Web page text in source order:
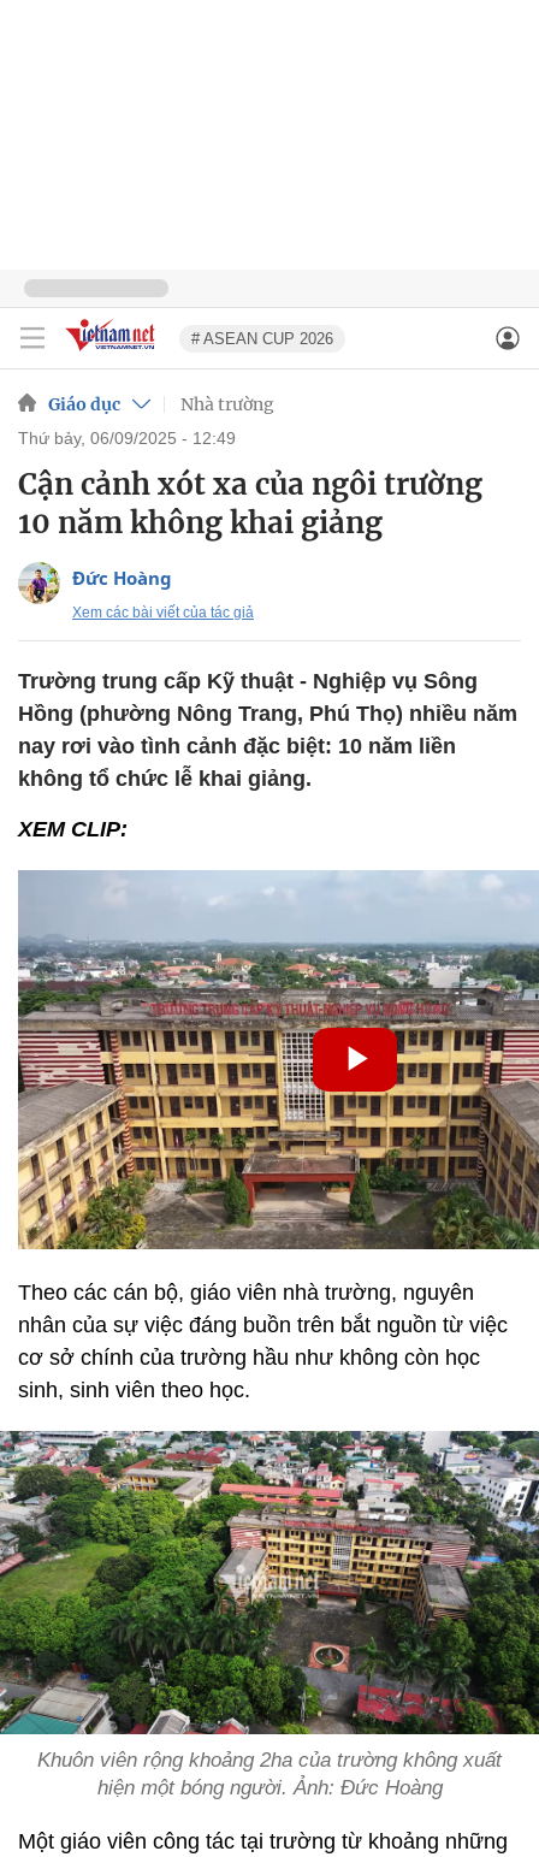
# ASEAN CUP 2026
Giáo dục Nhà trường
thứ bảy, 06/09/2025 - 12:49
Cận cảnh xót xa của ngôi trường
10 năm không khai giảng
Đức Hoàng
Xem các bài viết của tác giả
Trường trung cấp Kỹ thuật - Nghiệp vụ Sông
Hồng (phường Nông Trang, Phú Thọ) nhiều năm
nay rơi vào tình cảnh đặc biệt: 10 năm liền
không tổ chức lễ khai giảng.
XEM CLIP:
Theo các cán bộ, giáo viên nhà trường, nguyên
nhân của sự việc đáng buồn trên bắt nguồn từ việc
cơ sở chính của trường hầu như không còn học
sinh, sinh viên theo học.
Khuôn viên rộng khoảng 2ha của trường không xuất
hiện một bóng người. Ảnh: Đức Hoàng
Một giáo viên công tác tại trường từ khoảng những